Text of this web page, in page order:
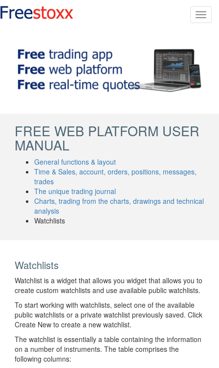
FREE WEB PLATFORM USER
MANUAL
General functions & layout
Time & Sales, account, orders, positions, messages,
trades
The unique trading journal
Charts, trading from the charts, drawings and technical
analysis
Watchlists
Watchlists
Watchlist is a widget that allows you widget that allows you to
create custom watchlists and use available public watchlists.
To start working with watchlists, select one of the available
public watchlists or a private watchlist previously saved. Click
Create New to create a new watchlist.
The watchlist is essentially a table containing the information
on a number of instruments. The table comprises the
following columns: